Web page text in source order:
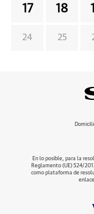
17 18
24 25
En lo posible, para la
Reglamento (UE) 524/
como plataforma de
enlace